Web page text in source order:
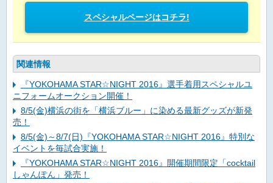
スペシャルページはコチラ!
関連情報
『YOKOHAMA STAR☆NIGHT 2016』選手着用スペシャルユ
ニフォームオークション開催！
8/5(金)横浜の街を「横浜ブルー」に染める最新グッズが新発
売！
8/5(金)～8/7(日)『YOKOHAMA STAR☆NIGHT 2016』特別な
イベントを毎試合実施！
『YOKOHAMA STAR☆NIGHT 2016』開催期間限定「cocktail
しゃんぽん」発売！